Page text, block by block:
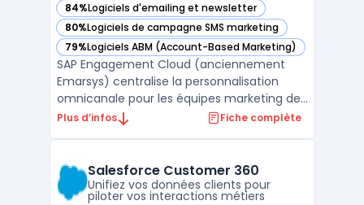
84%Logiciels d'emailing et newsletter
— voir SAP Engagement Cloud (anciennement Emarsys)
80%Logiciels de campagne SMS marketing
— voir SAP Engagement Cloud (anciennement Emarsys)
79%Logiciels ABM (Account-Based Marketing)
— voir SAP Engagement Cloud (anciennement Emarsys)
SAP Engagement Cloud (anciennement
Emarsys) centralise la personnalisation
omnicanale pour les équipes marketing des
grandes marques, en unifiant les données
opérant sur plusieurs canaux, ce logiciel
traite en temps rée ...
Plus d’infos Fiche complète
Salesforce Customer 360
Unifiez vos données clients pour
piloter vos interactions métiers